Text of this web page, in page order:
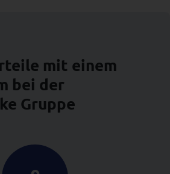
mit einem
bei der
Gruppe